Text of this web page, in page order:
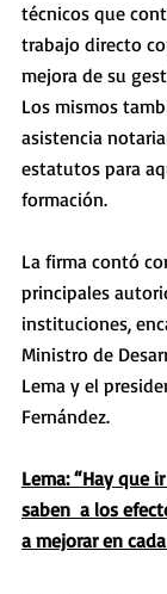
técnicos que
trabajo directo
mejora de su
Los mismos
asistencia
estatutos para
formación.
La firma contó
principales
instituciones,
Ministro de
Lema y el
Fernández.
Lema: “Hay que
saben  a los
a mejorar en